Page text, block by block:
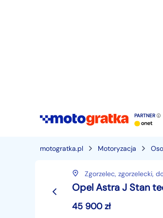
PARTNER
motogratka.pl Motoryzacja
Zgorzelec, zgorzelecki,
Opel Astra J Stan
45 900zł